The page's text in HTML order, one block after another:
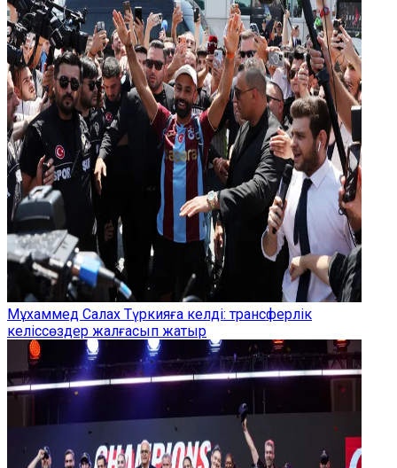
Мұхаммед Салах Түркияға келді: трансферлік
келіссөздер жалғасып жатыр